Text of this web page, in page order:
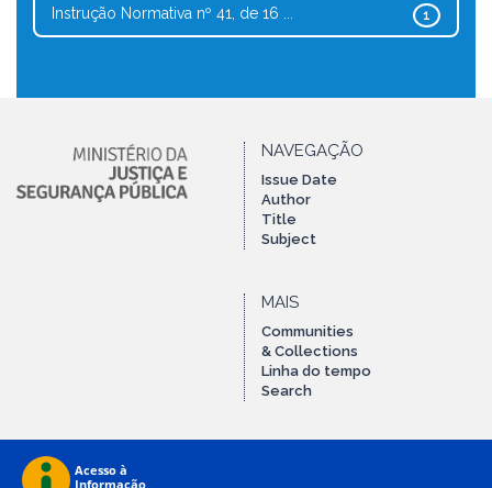
1
Instrução Normativa nº 41, de 16 ...
NAVEGAÇÃO
Issue Date
Author
Title
Subject
MAIS
Communities
& Collections
Linha do tempo
Search